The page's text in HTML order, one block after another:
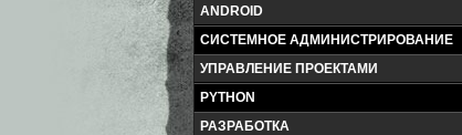
ANDROID
СИСТЕМНОЕ АДМИНИСТРИРОВАНИЕ
УПРАВЛЕНИЕ ПРОЕКТАМИ
PYTHON
РАЗРАБОТКА